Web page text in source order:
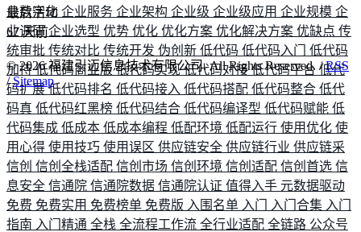
业数字化 企业服务 企业架构 企业级 企业级应用 企业规模 企
业调研企业选型 优势 优化 优化方案 优化解决方案 优缺点 传
统审批 传统对比 传统开发 伪创新 低代码 低代码入门 低代码
加持低代码商业版低代码实现低代码对接低代码平台 低代
码扩展低代码排名 低代码接入 低代码搭配 低代码整合 低代
码真 低代码红黑榜 低代码结合 低代码编译型 低代码赋能 低
代码集成 低成本 低成本编程 低配环境 低配运行 使用优化 使
用心得 使用技巧 使用误区 供应链安全 供应链行业 供应链采
信创 信创全栈适配 信创市场 信创环境 信创适配 信创首选 信
息安全 信通院 信通院数据 信通院认证 值得入手 元数据驱动
免费 免费实用 免费榜单 免费版 入围名单 入门 入门合集 入门
指南 入门精通 全栈 全流程工作流 全行业适配 全链路 公众号
最后活动
67 天前
©2026福建引迈信息技术有限公司. All Rights Reserved. /RSS
/Sitemap